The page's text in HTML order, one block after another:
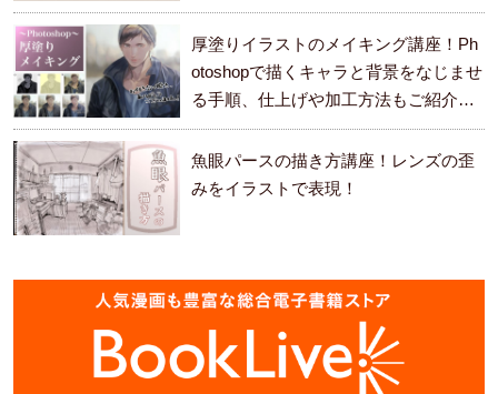
厚塗りイラストのメイキング講座！Ph
otoshopで描くキャラと背景をなじませ
る手順、仕上げや加工方法もご紹介し
ます。
魚眼パースの描き方講座！レンズの歪
みをイラストで表現！